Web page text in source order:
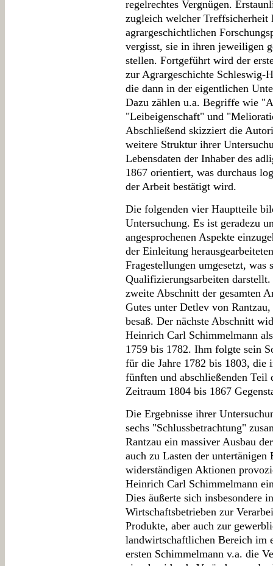
regelrechtes Vergnügen.
zugleich welcher Treffsicherheit
agrargeschichtlichen
vergisst, sie in ihren jeweiligen
stellen. Fortgeführt wird der
zur Agrargeschichte Schleswig-
die dann in der eigentlichen
Dazu zählen u.a. Begriffe wie
"Leibeigenschaft" und
Abschließend skizziert die
weitere Struktur ihrer
Lebensdaten der Inhaber des
1867 orientiert, was durchaus
der Arbeit bestätigt wird.
Die folgenden vier Hauptteile
Untersuchung. Es ist geradezu
angesprochenen Aspekte
der Einleitung
Fragestellungen umgesetzt, was
Qualifizierungsarbeiten
zweite Abschnitt der gesamten
Gutes unter Detlev von
besaß. Der nächste Abschnitt
Heinrich Carl Schimmelmann
1759 bis 1782. Ihm folgte sein
für die Jahre 1782 bis 1803,
fünften und abschließenden Teil
Zeitraum 1804 bis 1867
Die Ergebnisse ihrer
sechs "Schlussbetrachtung"
Rantzau ein massiver Ausbau
auch zu Lasten der
widerständigen Aktionen
Heinrich Carl Schimmelmann
Dies äußerte sich insbesondere
Wirtschaftsbetrieben zur
Produkte, aber auch zur
landwirtschaftlichen Bereich im
ersten Schimmelmann v.a. die